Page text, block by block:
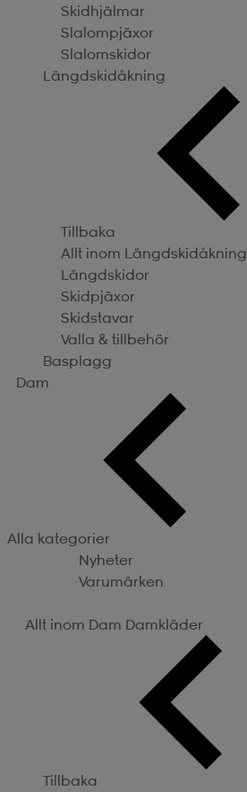
Skidhjälmar
Slalompjäxor
Slalomskidor
Längdskidåkning
Tillbaka
Allt inom Längdskidåkning
Längdskidor
Skidpjäxor
Skidstavar
Valla & tillbehör
Basplagg
Dam
Alla kategorier
Nyheter
Varumärken
Allt inom Dam Damkläder
Tillbaka